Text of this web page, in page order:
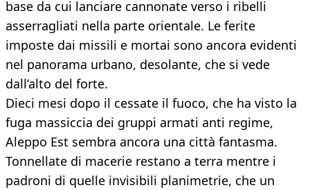
base da cui lanciare cannonate verso i ribelli
asserragliati nella parte orientale. Le ferite
imposte dai missili e mortai sono ancora evidenti
nel panorama urbano, desolante, che si vede
dall’alto del forte.
Dieci mesi dopo il cessate il fuoco, che ha visto la
fuga massiccia dei gruppi armati anti regime,
Aleppo Est sembra ancora una città fantasma.
Tonnellate di macerie restano a terra mentre i
padroni di quelle invisibili planimetrie, che un